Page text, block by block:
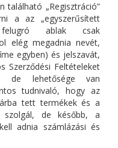
található „Regisztráció”
a az „egyszerűsített
ablak csak
elég megadnia nevét,
egyben) és jelszavát,
Szerződési Feltételeket
de lehetősége van
tudnivaló, hogy az
tett termékek és a
szolgál, de később, a
adnia számlázási és